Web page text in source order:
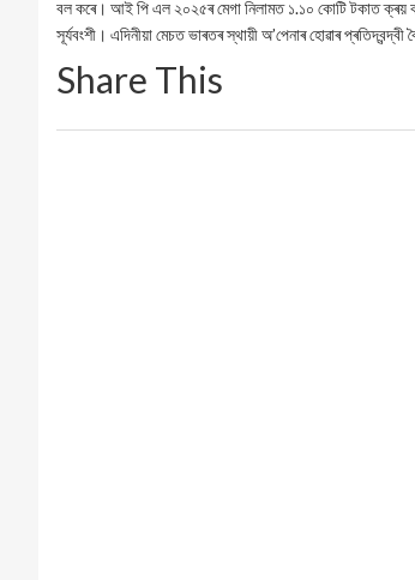
বল কৰে। আই পি এল ২০২৫ৰ মেগা নিলামত ১.১০ কোটি টকাত ক্ৰয়
সূৰ্যবংশী। এদিনীয়া মেচত ভাৰতৰ স্থায়ী অ’পেনাৰ হোৱাৰ প্ৰতিদ্বন্দ্বী
Share This